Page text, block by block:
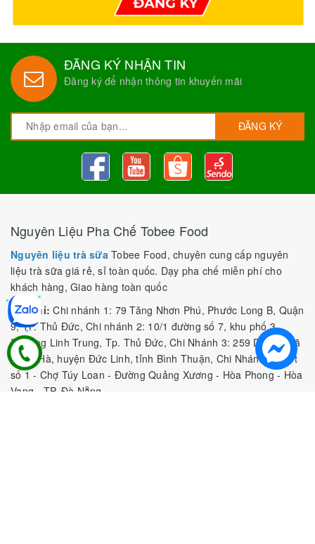
ĐĂNG KÝ NHẬN TIN
Đăng ký để nhận thông tin khuyến mãi
ĐĂNG KÝ
Nguyên Liệu Pha Chế Tobee Food
Nguyên liệu trà sữa Tobee Food, chuyên cung cấp nguyên
liệu trà sữa giá rẻ, sỉ toàn quốc. Dạy pha chế miễn phí cho
khách hàng, Giao hàng toàn quốc
Địa Chỉ: Chi nhánh 1: 79 Tăng Nhơn Phú, Phước Long B, Quận
9, TP. Thủ Đức, Chi nhánh 2: 10/1 đường số 7, khu phố 3,
Phường Linh Trung, Tp. Thủ Đức, Chi Nhánh 3: 259 DT766, xã
Đông Hà, huyện Đức Linh, tỉnh Bình Thuận, Chi Nhánh 4: Kiot
số 1 - Chợ Túy Loan - Đường Quảng Xương - Hòa Phong - Hòa
Vang - TP. Đà Nẵng